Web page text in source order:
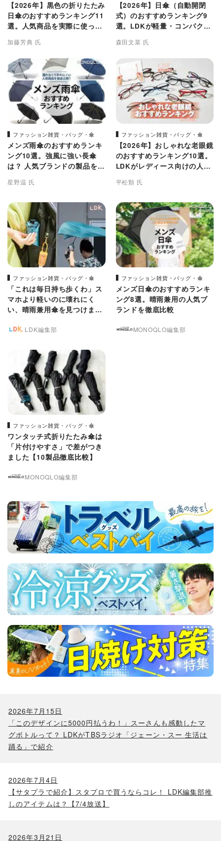
【2026年】黒色の折りたたみ
日傘のおすすめランキング11
選。人気商品を実際に使って
加藤芳典 氏
【2026年】日傘（自動開閉
式）のおすすめランキング9
選。LDKが軽量・コンパクト
森田文菜 氏
ファッション雑貨・バッグ・傘
メンズ雨傘のおすすめランキ
ング10選。強風に強い長傘
は？ 人気ブランドの製品を比
星野温 氏
ファッション雑貨・バッグ・傘
【2026年】おしゃれな老眼鏡
のおすすめランキング10選。
LDKがレディース向けの人気
平松類 氏
ファッション雑貨・バッグ・傘
「これは毎日持ち歩くわ」ス
マホより軽いのに壊れにく
い、晴雨兼用傘を見つけまし
LDK編集部
ファッション雑貨・バッグ・傘
メンズ日傘のおすすめランキ
ング8選。晴雨兼用の人気ブ
ランドを徹底比較
MONOQLO編集部
ファッション雑貨・バッグ・傘
ワンタッチ式折りたたみ傘は
「片付けやすさ」で差がつき
ました【10製品徹底比較】
MONOQLO編集部
2026年7月15日
「このデザインに5000円払うわ！」スーさんも感動したマ
グボトルって？ LDKがTBSラジオ「ジェーン・スー 生活は
踊る」で紹介
2026年7月4日
【サタプラで紹介】スタプロで買うならコレ！ LDK編集部推
しのアイテムは？【7/4放送】
2026年3月21日